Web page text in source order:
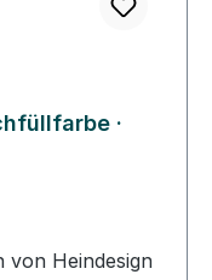
·
von Heindesign